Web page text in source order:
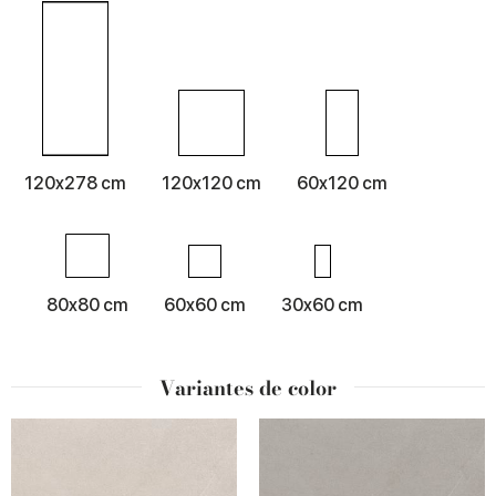
120x278 cm 120x120 cm 60x120 cm
80x80 cm 60x60 cm 30x60 cm
Variantes de color